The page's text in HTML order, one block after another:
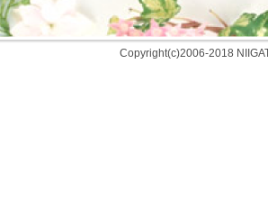
Copyright(c)2006-2018